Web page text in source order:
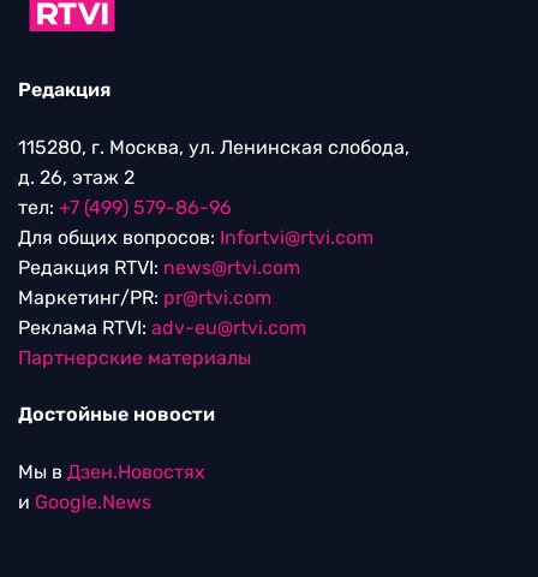
Редакция
115280, г. Москва, ул. Ленинская слобода,
д. 26, этаж 2
тел: +7 (499) 579-86-96
Для общих вопросов: Infortvi@rtvi.com
Редакция RTVI: news@rtvi.com
Маркетинг/PR: pr@rtvi.com
Реклама RTVI: adv-eu@rtvi.com
Партнерские материалы
Достойные новости
Мы в Дзен.Новостях
и Google.News